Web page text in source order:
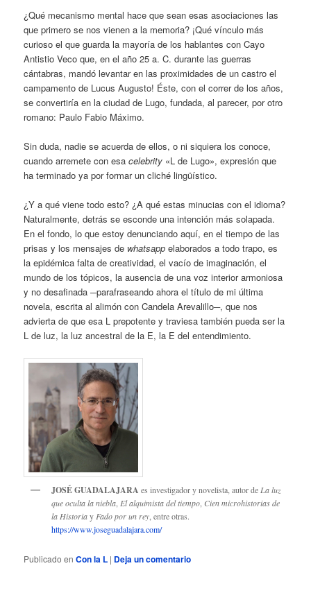
¿Qué mecanismo mental hace que sean esas asociaciones las
que primero se nos vienen a la memoria? ¡Qué vínculo más
curioso el que guarda la mayoría de los hablantes con Cayo
Antistio Veco que, en el año 25 a. C. durante las guerras
cántabras, mandó levantar en las proximidades de un castro el
campamento de Lucus Augusto! Éste, con el correr de los años,
se convertiría en la ciudad de Lugo, fundada, al parecer, por otro
romano: Paulo Fabio Máximo.
Sin duda, nadie se acuerda de ellos, o ni siquiera los conoce,
cuando arremete con esacelebrity «L de Lugo», expresión que
ha terminado ya por formar un cliché lingüístico.
¿Y a qué viene todo esto? ¿A qué estas minucias con el idioma?
Naturalmente, detrás se esconde una intención más solapada.
En el fondo, lo que estoy denunciando aquí, en el tiempo de las
prisas y los mensajes de whatsapp elaborados a todo trapo, es
la epidémica falta de creatividad, el vacío de imaginación, el
mundo de los tópicos, la ausencia de una voz interior armoniosa
y no desafinada ─parafraseando ahora el título de mi última
novela, escrita al alimón con Candela Arevalillo─, que nos
advierta de que esa L prepotente y traviesa también pueda ser la
L de luz, la luz ancestral de la E, la E del entendimiento.
JOSÉ GUADALAJARA es investigador y novelista, autor de La luz
que oculta la niebla El alquimista del tiempo Cien microhistorias de
la Historiay Fado por un rey , entre otras.
https://www.joseguadalajara.com/
Publicado en Con la L | Deja un comentario